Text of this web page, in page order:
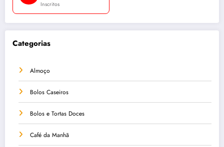
Inscritos
Categorias
Almoço
Bolos Caseiros
Bolos e Tortas Doces
Café da Manhã